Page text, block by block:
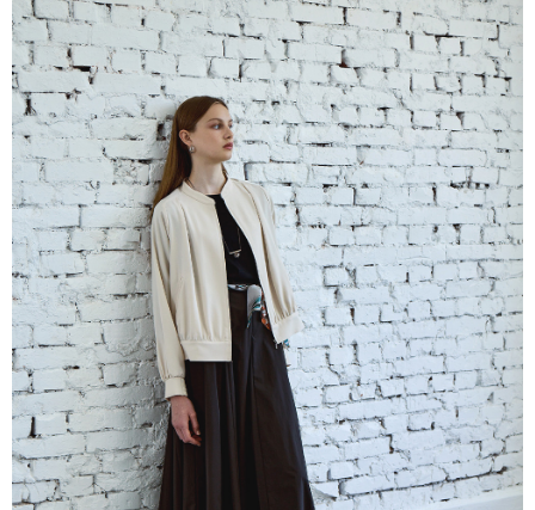
５．嚴禁一人註冊多個帳號或使用他人資訊註冊。若發現惡意使用之情形，
恩沛科技股份有限公司將有權停止該用戶之使用額度並採取法律行動。